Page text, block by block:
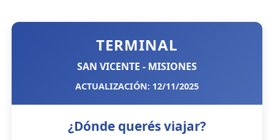
TERMINAL
SAN VICENTE - MISIONES
ACTUALIZACIÓN: 12/11/2025
¿Dónde querés viajar?